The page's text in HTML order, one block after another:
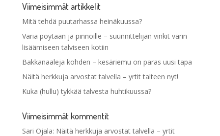
Viimeisimmät artikkelit
Mitä tehdä puutarhassa heinäkuussa?
Väriä pöytään ja pinnoille – suunnittelijan vinkit värin
lisäämiseen talviseen kotiin
Bakkanaaleja kohden – kesäriemu on paras uusi tapa
Näitä herkkuja arvostat talvella – yrtit talteen nyt!
Kuka (hullu) tykkää talvesta huhtikuussa?
Viimeisimmät kommentit
Sari Ojala: Näitä herkkuja arvostat talvella – yrtit